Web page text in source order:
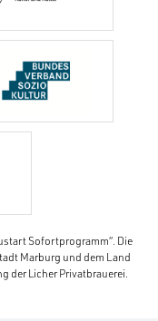
Sofortprogramm“. Die
Marburg und dem Land
der Licher Privatbrauerei.